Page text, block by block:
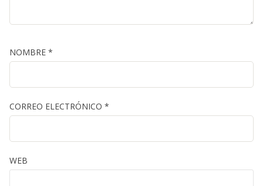
NOMBRE *
CORREO ELECTRÓNICO *
WEB